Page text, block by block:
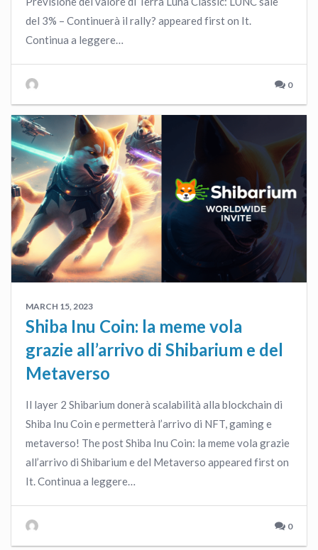
del 3% – Continuerà il rally? appeared first on It.
Continua a leggere…
0
MARCH 15, 2023
Shiba Inu Coin: la meme vola
grazie all’arrivo di Shibarium e del
Metaverso
Il layer 2 Shibarium donerà scalabilità alla blockchain di
Shiba Inu Coin e permetterà l’arrivo di NFT, gaming e
metaverso! The post Shiba Inu Coin: la meme vola grazie
all’arrivo di Shibarium e del Metaverso appeared first on
It. Continua a leggere…
0